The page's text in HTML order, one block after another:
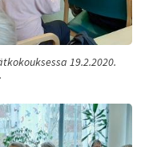
19.2.2020.